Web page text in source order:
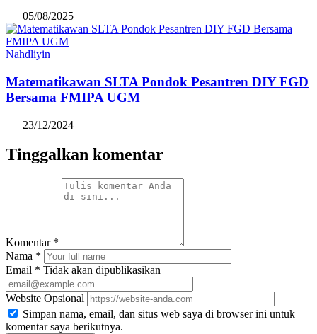
05/08/2025
Nahdliyin
Matematikawan SLTA Pondok Pesantren DIY FGD
Bersama FMIPA UGM
23/12/2024
Tinggalkan komentar
Komentar *
Nama *
Email * Tidak akan dipublikasikan
Website Opsional
Simpan nama, email, dan situs web saya di browser ini untuk
komentar saya berikutnya.